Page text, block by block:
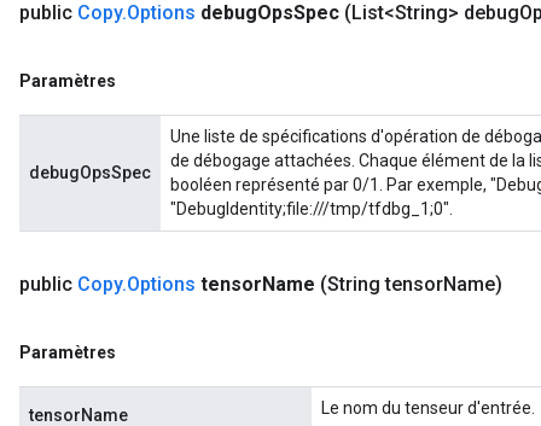
public Copy.Options debugOpsSpec (List<String> debug
Paramètres
debugOpsSpec
Une liste de spécifications d'opération de
de débogage attachées. Chaque élément de la
booléen représenté par 0/1. Par exemple,
"DebugIdentity;file:///tmp/tfdbg_1;0".
public Copy.Options tensorName (String tensorName)
Paramètres
tensorName Le nom du tenseur d'entrée.